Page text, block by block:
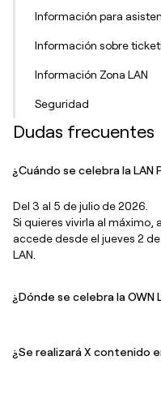
Información para
Información sobre
Información Zona LAN
Seguridad
Dudas frecuentes
¿Cuándo se celebra la LAN
Del 3 al 5 de julio de 2026.
Si quieres vivirla al
accede desde el jueves 2
LAN.
¿Dónde se celebra la OWN
¿Se realizará X contenido